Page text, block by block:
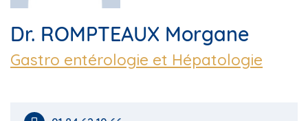
Dr. ROMPTEAUX Morgane
Gastro entérologie et Hépatologie